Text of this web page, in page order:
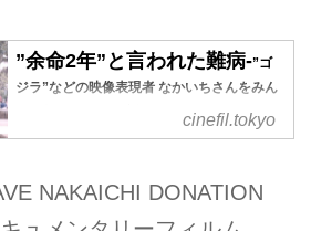
”余命2年”と言われた難病-”ゴ
ジラ”などの映像表現者 なかいちさんをみん
なで救おう！！！応援を！シェアを！シネフ
ィルからのお願いです-”SAVE
画好きによる映画好きのため
のWebマガジン
cinefil.tokyo
NAKAICHI DONATION